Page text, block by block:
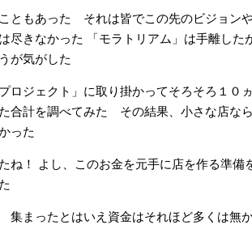
ともあった それは皆でこの先のビジョン
尽きなかった 「モラトリアム」は手離し
が気がした
ロジェクト」に取り掛かってそろそろ１
合計を調べてみた その結果、小さな店な
った
ね！ よし、このお金を元手に店を作る準備
集まったとはいえ資金はそれほど多くは無